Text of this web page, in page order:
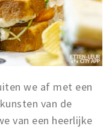
we af met een
van de
van een heerlijke